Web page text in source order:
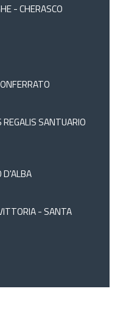
- CHERASCO
SANTUARIO
D'ALBA
- SANTA